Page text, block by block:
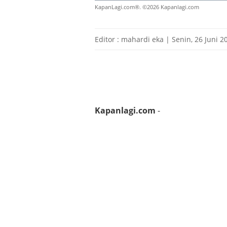
KapanLagi.com®. ©2026 Kapanlagi.com
Editor : mahardi eka | Senin, 26 Juni
Kapanlagi.com -